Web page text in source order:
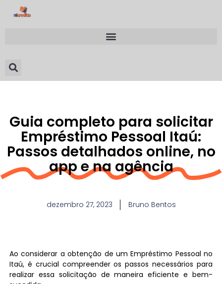
Guia completo para solicitar
Empréstimo Pessoal Itaú:
Passos detalhados online, no
app e na agência
dezembro 27, 2023 Bruno Bentos
Ao considerar a obtenção de um Empréstimo Pessoal no
Itaú, é crucial compreender os passos necessários para
realizar essa solicitação de maneira eficiente e bem-